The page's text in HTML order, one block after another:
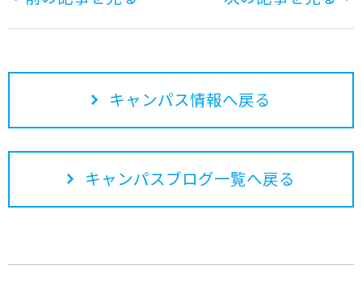
キャンパス情報へ戻る
キャンパスブログ一覧へ戻る